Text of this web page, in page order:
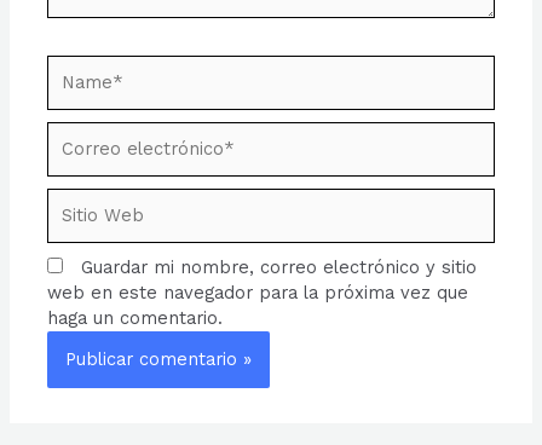
electrónico*
Web
Guardar mi nombre, correo electrónico y sitio
web en este navegador para la próxima vez que
haga un comentario.